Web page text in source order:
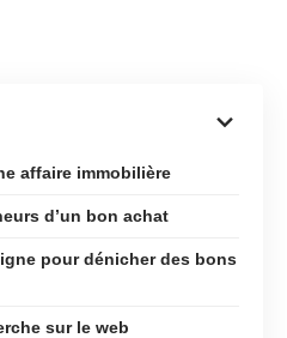
affaire immobilière
d’un bon achat
pour dénicher des bons
sur le web